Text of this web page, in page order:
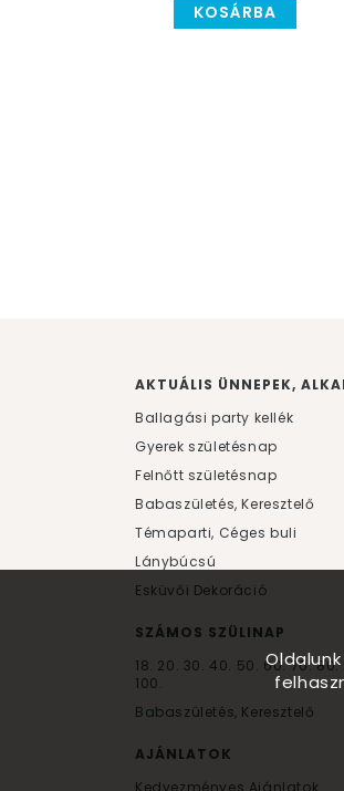
KOSÁRBA
AKTUÁLIS ÜNNEPEK,
Ballagási party kellék
Gyerek születésnap
Felnőtt születésnap
Babaszületés, Keresztelő
Témaparti, Céges buli
Lánybúcsú
Esküvői Dekoráció
SZÁMOS SZÜLINAP
18. 20. 30. 40. 50. 60.70.80.
100.
Babaszületés, Keresztelő
AJÁNLATOK
Kedvezményes Ajánlatok